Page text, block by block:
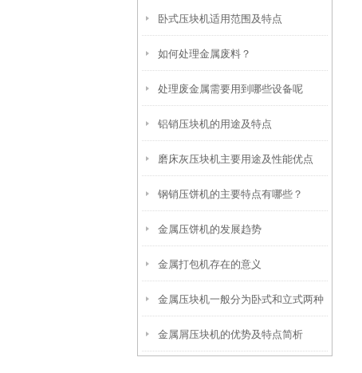
卧式压块机适用范围及特点
如何处理金属废料？
处理废金属需要用到哪些设备呢
铝销压块机的用途及特点
磨床灰压块机主要用途及性能优点
钢销压饼机的主要特点有哪些？
金属压饼机的发展趋势
金属打包机存在的意义
金属压块机一般分为卧式和立式两种
金属屑压块机的优势及特点简析